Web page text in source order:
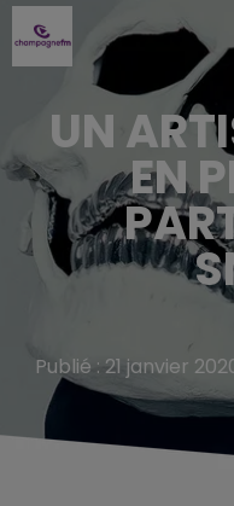
UN
EN
Publié : 21 janvier